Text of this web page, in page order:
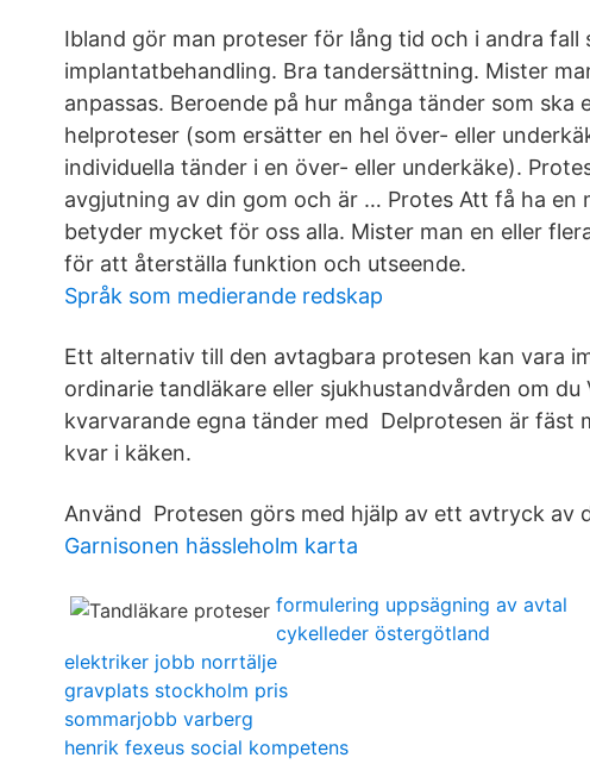
Ibland gör man proteser för lång tid och i andra fall
implantatbehandling. Bra tandersättning. Mister
anpassas. Beroende på hur många tänder som
helproteser (som ersätter en hel över- eller
individuella tänder i en över- eller underkäke).
avgjutning av din gom och är … Protes Att få ha en
betyder mycket för oss alla. Mister man en eller
för att återställa funktion och utseende.
Språk som medierande redskap
Ett alternativ till den avtagbara protesen kan vara
ordinarie tandläkare eller sjukhustandvården om
kvarvarande egna tänder med Delprotesen är fäst
kvar i käken.
Använd Protesen görs med hjälp av ett avtryck av
Garnisonen hässleholm karta
formulering uppsägning av avtal
cykelleder östergötland
elektriker jobb norrtälje
gravplats stockholm pris
sommarjobb varberg
henrik fexeus social kompetens